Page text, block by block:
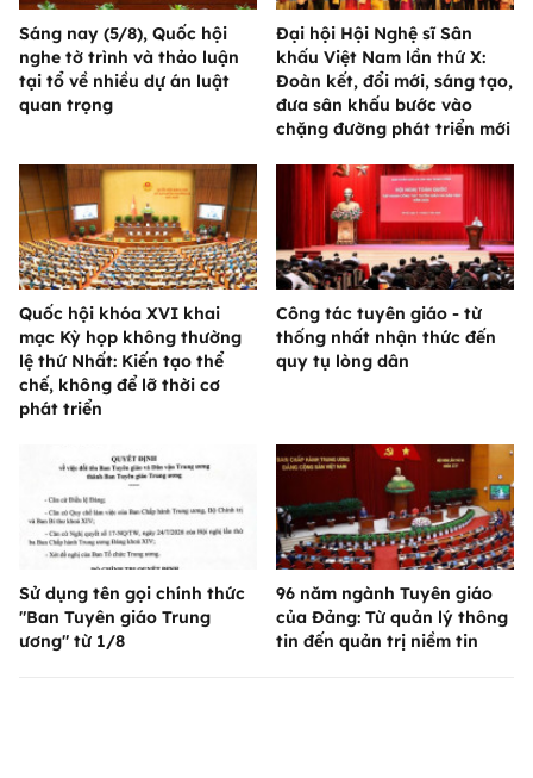
Sáng nay (5/8), Quốc hội
nghe tờ trình và thảo luận
tại tổ về nhiều dự án luật
quan trọng
Đại hội Hội Nghệ sĩ Sân
khấu Việt Nam lần thứ X:
Đoàn kết, đổi mới, sáng tạo,
đưa sân khấu bước vào
chặng đường phát triển mới
Quốc hội khóa XVI khai
mạc Kỳ họp không thường
lệ thứ Nhất: Kiến tạo thể
chế, không để lỡ thời cơ
phát triển
Công tác tuyên giáo - từ
thống nhất nhận thức đến
quy tụ lòng dân
Sử dụng tên gọi chính thức
"Ban Tuyên giáo Trung
ương" từ 1/8
96 năm ngành Tuyên giáo
của Đảng: Từ quản lý thông
tin đến quản trị niềm tin